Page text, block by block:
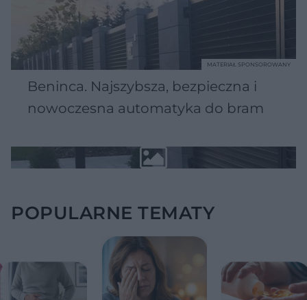
Beninca. Najszybsza, bezpieczna i
nowoczesna automatyka do bram
MATERIAŁ SPONSOROWANY
POPULARNE TEMATY